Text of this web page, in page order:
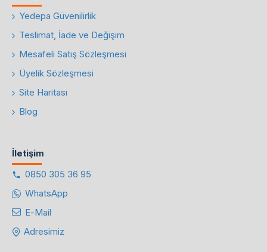
Yedepa Güvenilirlik
Teslimat, İade ve Değişim
Mesafeli Satış Sözleşmesi
Üyelik Sözleşmesi
Site Haritası
Blog
İletişim
0850 305 36 95
WhatsApp
E-Mail
Adresimiz